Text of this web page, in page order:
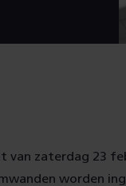
van zaterdag 23
worden